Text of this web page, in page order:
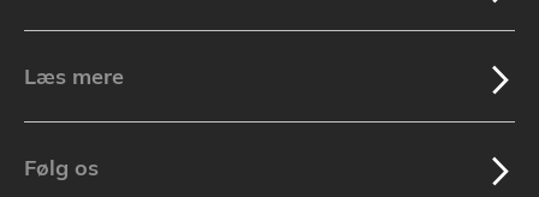
Læs mere
Følg os